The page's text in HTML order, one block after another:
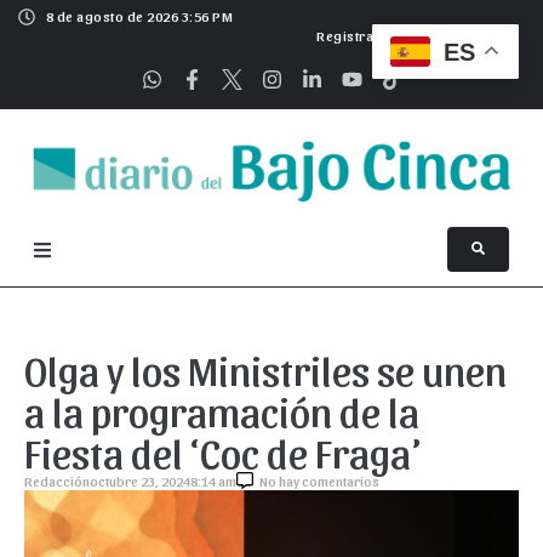
8 de agosto de 2026 3:56 PM
Registrarse
Olga y los Ministriles se unen
a la programación de la
Fiesta del ‘Coc de Fraga’
Redacciónoctubre 23, 20248:14 am No hay comentarios
ES